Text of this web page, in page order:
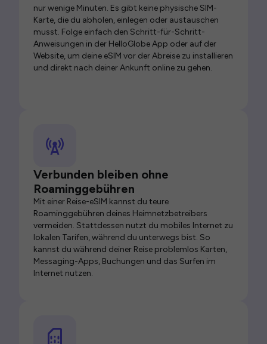
nur wenige Minuten. Es gibt keine physische SIM-
Karte, die du abholen, einlegen oder austauschen
musst. Folge einfach den Schritt-für-Schritt-
Anweisungen in der HelloGlobe App oder auf der
Website, um deine eSIM vor der Abreise zu installieren
und direkt nach deiner Ankunft online zu gehen.
Verbunden bleiben ohne
Roaminggebühren
Mit einer Reise-eSIM kannst du teure
Roaminggebühren deines Heimnetzbetreibers
vermeiden. Stattdessen nutzt du mobiles Internet zu
lokalen Tarifen, während du unterwegs bist. So
kannst du während deiner Reise problemlos Karten,
Messaging-Apps, Buchungen und das Surfen im
Internet nutzen.